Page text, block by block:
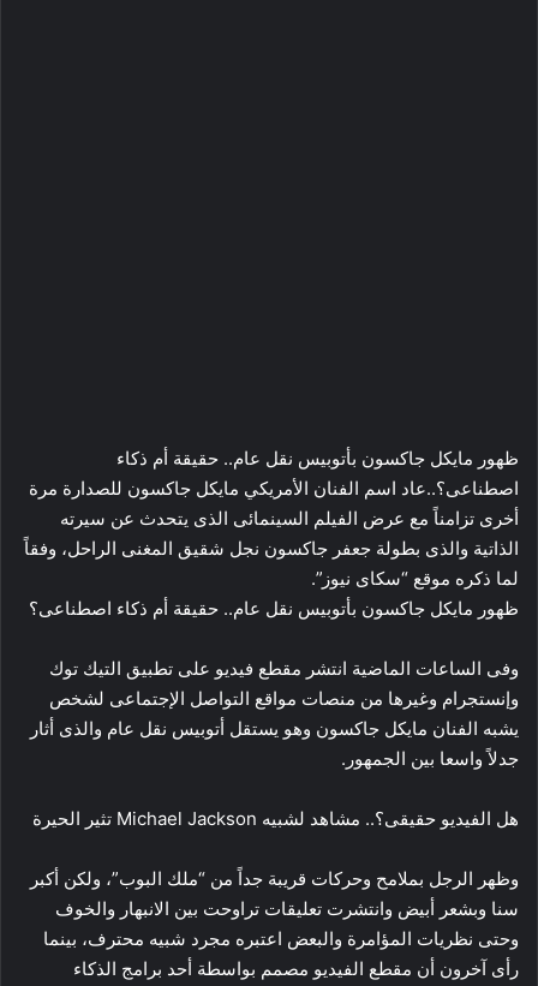
ظهور مايكل جاكسون بأتوبيس نقل عام.. حقيقة أم ذكاء
اصطناعى؟..عاد اسم الفنان الأمريكي مايكل جاكسون للصدارة مرة
أخرى تزامناً مع عرض الفيلم السينمائى الذى يتحدث عن سيرته
الذاتية والذى بطولة جعفر جاكسون نجل شقيق المغنى الراحل، وفقاً
لما ذكره موقع “سكاى نيوز”.
ظهور مايكل جاكسون بأتوبيس نقل عام.. حقيقة أم ذكاء اصطناعى؟
وفى الساعات الماضية انتشر مقطع فيديو على تطبيق التيك توك
وإنستجرام وغيرها من منصات مواقع التواصل الإجتماعى لشخص
يشبه الفنان مايكل جاكسون وهو يستقل أتوبيس نقل عام والذى أثار
جدلاً واسعا بين الجمهور.
هل الفيديو حقيقى؟.. مشاهد لشبيه Michael Jackson تثير الحيرة
وظهر الرجل بملامح وحركات قريبة جداً من “ملك البوب”، ولكن أكبر
سنا وبشعر أبيض وانتشرت تعليقات تراوحت بين الانبهار والخوف
وحتى نظريات المؤامرة والبعض اعتبره مجرد شبيه محترف، بينما
رأى آخرون أن مقطع الفيديو مصمم بواسطة أحد برامج الذكاء